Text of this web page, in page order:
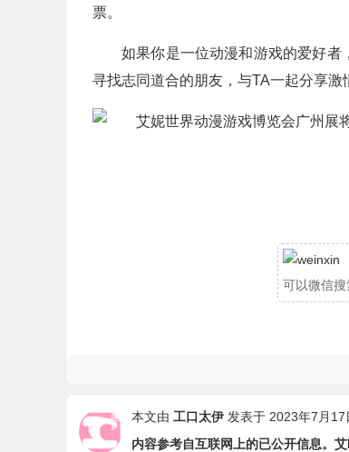
票。
如果你是一位动漫和游戏的爱好者
寻找志同道合的朋友，与TA一起分享激
可以微信搜
本文由 工口太伊 发表于 2023年7月
内容参考自互联网上的已公开信息。艾